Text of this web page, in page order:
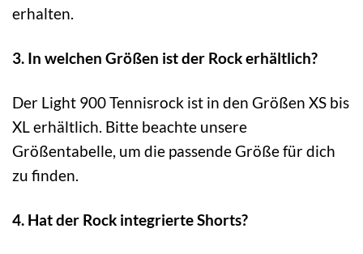
erhalten.
3. In welchen Größen ist der Rock erhältlich?
Der Light 900 Tennisrock ist in den Größen XS bis
XL erhältlich. Bitte beachte unsere
Größentabelle, um die passende Größe für dich
zu finden.
4. Hat der Rock integrierte Shorts?